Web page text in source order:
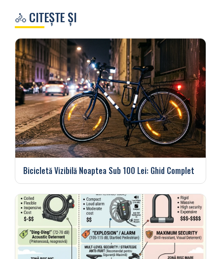
🚴 CITEȘTE ȘI
Bicicletă Vizibilă Noaptea Sub 100 Lei: Ghid Complet